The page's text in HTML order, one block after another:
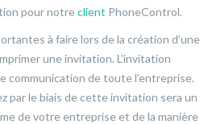
pour notreclient PhoneControl.
à faire lors de la création d’une
une invitation. L’invitation
communication de toute l’entreprise.
par le biais de cette invitation sera un
de votre entreprise et de la manière